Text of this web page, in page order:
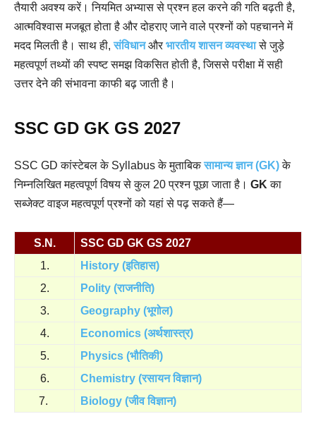
तैयारी अवश्य करें। नियमित अभ्यास से प्रश्न हल करने की गति बढ़ती है,
आत्मविश्वास मजबूत होता है और दोहराए जाने वाले प्रश्नों को पहचानने में
मदद मिलती है। साथ ही,संविधानऔर भारतीय शासन व्यवस्थासे जुड़े
महत्वपूर्ण तथ्यों की स्पष्ट समझ विकसित होती है, जिससे परीक्षा में सही
उत्तर देने की संभावना काफी बढ़ जाती है।
SSC GD GK GS 2027
SSC GD कांस्टेबल के Syllabus के मुताबिकसामान्य ज्ञान (GK)के
निम्नलिखित महत्वपूर्ण विषय से कुल 20 प्रश्न पूछा जाता है। GK का
सब्जेक्ट वाइज महत्वपूर्ण प्रश्नों को यहां से पढ़ सकते हैं—
S.N.
SSC GD GK GS 2027
1.
History (इतिहास)
2.
Polity (राजनीति)
3.
Geography (भूगोल)
4.
Economics (अर्थशास्त्र)
5.
Physics (भौतिकी)
6.
Chemistry (रसायन विज्ञान)
7.
Biology (जीव विज्ञान)